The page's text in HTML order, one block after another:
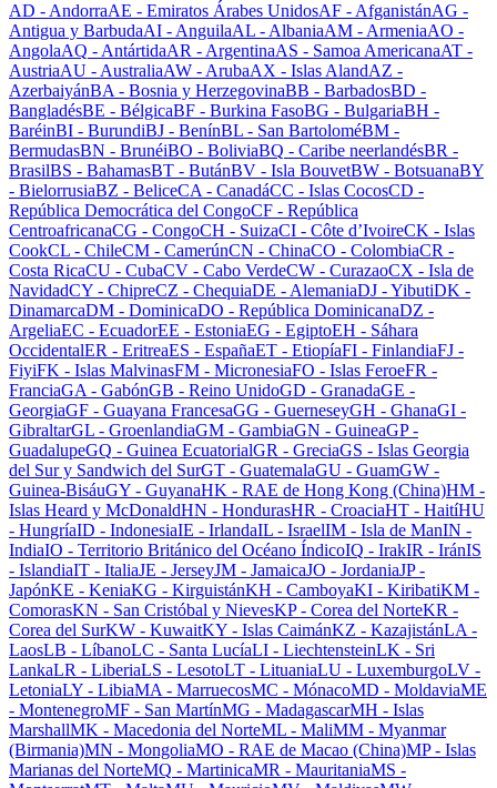
AD -AndorraAE - Emiratos Árabes UnidosAF -AfganistánAG -
Antigua y BarbudaAI -AnguilaAL -AlbaniaAM -ArmeniaAO -
AngolaAQ -AntártidaAR -ArgentinaAS - Samoa AmericanaAT -
AustriaAU -AustraliaAW -ArubaAX - Islas AlandAZ -
AzerbaiyánBA- Bosnia y HerzegovinaBB - BarbadosBD -
BangladésBE - BélgicaBF - Burkina FasoBG - BulgariaBH -
BaréinBI - BurundiBJ - BenínBL - San BartoloméBM -
BermudasBN - BrunéiBO - BoliviaBQ - Caribe neerlandésBR -
BrasilBS - BahamasBT - ButánBV - Isla BouvetBW - BotsuanaBY
- BielorrusiaBZ - BeliceCA- CanadáCC - Islas CocosCD -
República Democrática del CongoCF - República
CentroafricanaCG - CongoCH - SuizaCI - Côte d’IvoireCK - Islas
CookCL - ChileCM - CamerúnCN - ChinaCO - ColombiaCR -
Costa RicaCU - CubaCV - Cabo VerdeCW - CurazaoCX - Isla de
NavidadCY - ChipreCZ - ChequiaDE -AlemaniaDJ -YibutiDK -
DinamarcaDM - DominicaDO - República DominicanaDZ -
ArgeliaEC - EcuadorEE - EstoniaEG - EgiptoEH - Sáhara
OccidentalER - EritreaES - EspañaET - EtiopíaFI - FinlandiaFJ -
FiyiFK - Islas MalvinasFM - MicronesiaFO - Islas FeroeFR -
FranciaGA- GabónGB - Reino UnidoGD - GranadaGE -
GeorgiaGF - Guayana FrancesaGG - GuerneseyGH - GhanaGI -
GibraltarGL - GroenlandiaGM - GambiaGN - GuineaGP-
GuadalupeGQ - Guinea EcuatorialGR - GreciaGS - Islas Georgia
del Sur y Sandwich del SurGT - GuatemalaGU - GuamGW -
Guinea-BisáuGY - GuyanaHK - RAE de Hong Kong (China)HM -
Islas Heard y McDonaldHN - HondurasHR - CroaciaHT - HaitíHU
- HungríaID - IndonesiaIE - IrlandaIL - IsraelIM - Isla de ManIN -
IndiaIO - Territorio Británico del Océano ÍndicoIQ - IrakIR - IránIS
- IslandiaIT - ItaliaJE - JerseyJM - JamaicaJO - JordaniaJP-
JapónKE - KeniaKG - KirguistánKH - CamboyaKI - KiribatiKM -
ComorasKN - San Cristóbal y NievesKP- Corea del NorteKR -
Corea del SurKW - KuwaitKY - Islas CaimánKZ - KazajistánLA-
LaosLB - LíbanoLC - Santa LucíaLI - LiechtensteinLK - Sri
LankaLR - LiberiaLS - LesotoLT - LituaniaLU - LuxemburgoLV -
LetoniaLY - LibiaMA- MarruecosMC - MónacoMD - MoldaviaME
- MontenegroMF - San MartínMG - MadagascarMH - Islas
MarshallMK - Macedonia del NorteML - MaliMM - Myanmar
(Birmania)MN - MongoliaMO - RAE de Macao (China)MP- Islas
Marianas del NorteMQ - MartinicaMR - MauritaniaMS -